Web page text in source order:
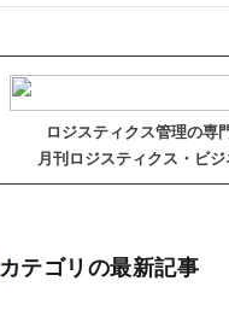
ロジスティクス管理の専
月刊ロジスティクス・ビジ
カテゴリの最新記事